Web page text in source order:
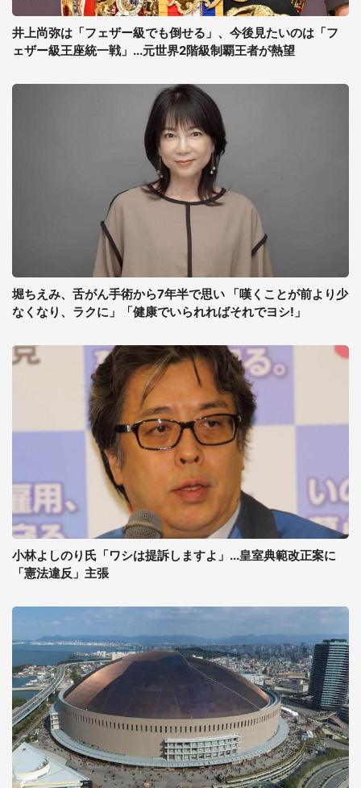
井上尚弥は「フェザー級でも倒せる」、今後見たいのは「フ
ェザー級王座統一戦」...元世界2階級制覇王者が熱望
堀ちえみ、舌がん手術から7年半で思い 「嘆くことが前より少
なくなり、ラクに」「健康でいられればそれでヨシ!」
小林よしのり氏「ワシは提訴しますよ」...皇室典範改正案に
「憲法違反」主張